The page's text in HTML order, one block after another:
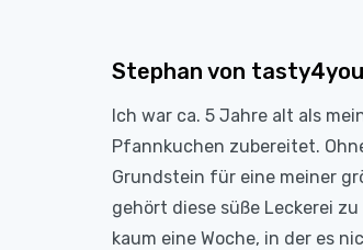
Stephan von
Ich war ca. 5 Jahre alt als
Pfannkuchen zubereitet.
Grundstein für eine meiner
gehört diese süße Leckerei
kaum eine Woche, in der es